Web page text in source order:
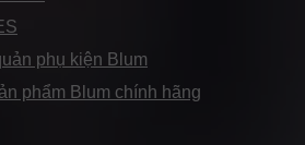
phụ kiện Blum
phẩm Blum chính hãng